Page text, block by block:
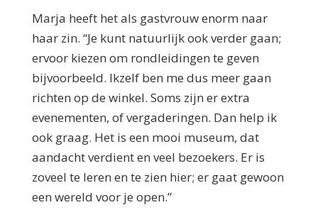
Marja heeft het als gastvrouw enorm naar
haar zin. “Je kunt natuurlijk ook verder gaan;
ervoor kiezen om rondleidingen te geven
bijvoorbeeld. Ikzelf ben me dus meer gaan
richten op de winkel. Soms zijn er extra
evenementen, of vergaderingen. Dan help ik
ook graag. Het is een mooi museum, dat
aandacht verdient en veel bezoekers. Er is
zoveel te leren en te zien hier; er gaat gewoon
een wereld voor je open.”